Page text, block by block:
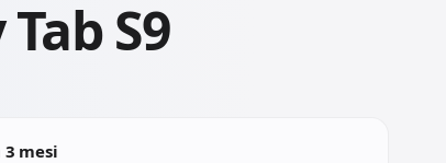
S9
3 mesi